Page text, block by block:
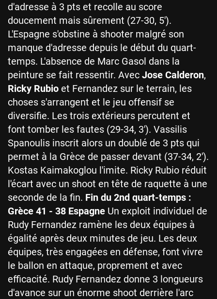
d'adresse à 3 pts et recolle au score
doucement mais sûrement (27-30, 5').
L'Espagne s'obstine à shooter malgré son
manque d'adresse depuis le début du quart-
temps. L'absence de Marc Gasol dans la
peinture se fait ressentir. Avec Jose Calderon,
Ricky Rubio et Fernandez sur le terrain, les
choses s'arrangent et le jeu offensif se
diversifie. Les trois extérieurs percutent et
font tomber les fautes (29-34, 3'). Vassilis
Spanoulis inscrit alors un doublé de 3 pts qui
permet à la Grèce de passer devant (37-34, 2').
Kostas Kaimakoglou l'imite. Ricky Rubio réduit
l'écart avec un shoot en tête de raquette à une
seconde de la fin. Fin du 2nd quart-temps :
Grèce 41 - 38 Espagne Un exploit individuel de
Rudy Fernandez ramène les deux équipes à
égalité après deux minutes de jeu. Les deux
équipes, très engagées en défense, font vivre
le ballon en attaque, proprement et avec
efficacité. Rudy Fernandez donne 3 longueurs
d'avance sur un énorme shoot derrière l'arc